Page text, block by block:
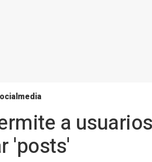
a
'posts'